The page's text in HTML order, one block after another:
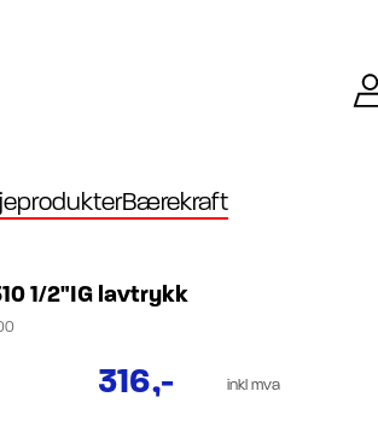
Bærekraft
1/2"IG lavtrykk
316,- inkl mva